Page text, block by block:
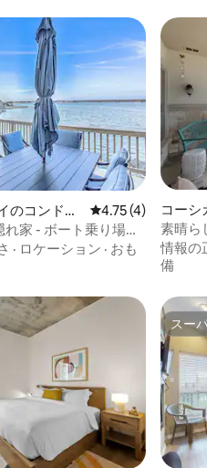
平均評価
のコンドミ
レビュー4件、5つ
4.75 (4)
家 - ボート乗り場あ
能
· ロケーション · おも
コーシ
ム
素晴ら
トの楽
情報の
備
スー
スー